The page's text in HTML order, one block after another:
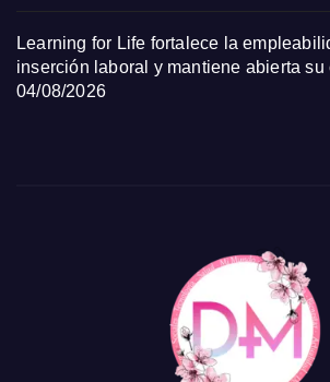
Learning for Life fortalece la
inserción laboral y mantiene abierta su
04/08/2026